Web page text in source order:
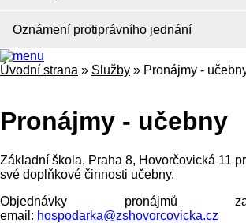
Oznámení protiprávního jednání
Úvodní strana » Služby » Pronájmy -
Pronájmy - učebny
Základní škola, Praha 8, Hovorčovická 11
své doplňkové činnosti učebny.
Objednávky pronájmů
email: hospodarka@zshovorcovicka.cz